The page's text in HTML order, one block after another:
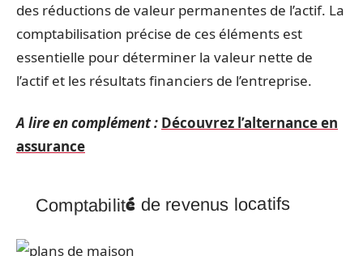
des réductions de valeur permanentes de l’actif. La
comptabilisation précise de ces éléments est
essentielle pour déterminer la valeur nette de
l’actif et les résultats financiers de l’entreprise.
A lire en complément : Découvrez l’alternance en
assurance
Comptabilité de revenus locatifs